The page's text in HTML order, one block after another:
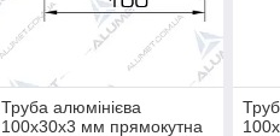
Труба алюмінієва
100х30х3 мм прямокутна